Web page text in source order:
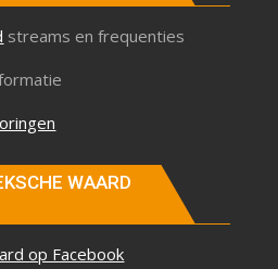
streams en frequenties
WAARD
op Facebook